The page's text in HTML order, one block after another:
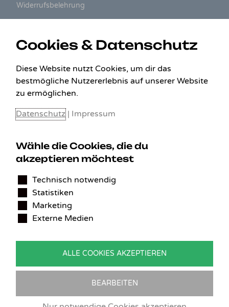
Widerrufsbelehrung
KONTAKT
Benedikt Stelzner
Autopflege Stelzner
Kohlgraben 2b
Deutschland
Tel.:09746-9308051
Cookies & Datenschutz
Diese Website nutzt Cookies, um dir das
bestmögliche Nutzererlebnis auf unserer Website
zu ermöglichen.
Datenschutz | Impressum
Wähle die Cookies, die du
akzeptieren möchtest
Technisch notwendig
Statistiken
Marketing
Externe Medien
ALLE COOKIES AKZEPTIEREN
BEARBEITEN